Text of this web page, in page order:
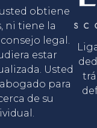
obtiene
ni tiene la
legal.
estar
Usted
para
de su